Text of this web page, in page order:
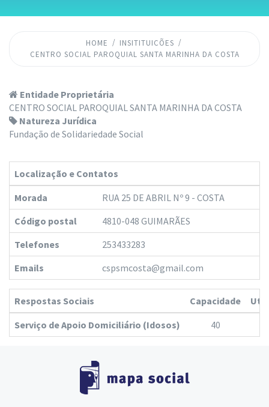
HOME
INSITITUICÕES
CENTRO SOCIAL PAROQUIAL SANTA MARINHA DA COSTA
Entidade Proprietária
CENTRO SOCIAL PAROQUIAL SANTA MARINHA DA COSTA
Natureza Jurídica
Fundação de Solidariedade Social
Localização e Contatos
Morada
RUA 25 DE ABRIL Nº 9 - COSTA
Código postal
4810-048 GUIMARÃES
Telefones
253433283
Emails
cspsmcosta@gmail.com
Respostas Sociais Capacidade
Serviço de Apoio Domiciliário (Idosos)
40